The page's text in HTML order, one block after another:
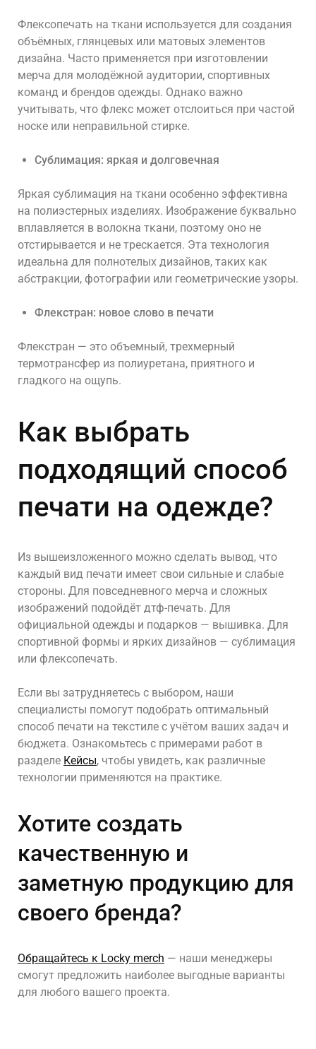
Флексопечать на ткани используется для создания
объёмных, глянцевых или матовых элементов
дизайна. Часто применяется при изготовлении
мерча для молодёжной аудитории, спортивных
команд и брендов одежды. Однако важно
учитывать, что флекс может отслоиться при частой
носке или неправильной стирке.
Сублимация: яркая и долговечная
Яркая сублимация на ткани особенно эффективна
на полиэстерных изделиях. Изображение буквально
вплавляется в волокна ткани, поэтому оно не
отстирывается и не трескается. Эта технология
идеальна для полнотелых дизайнов, таких как
абстракции, фотографии или геометрические узоры.
Флекстран: новое слово в печати
Флекстран — это объемный, трехмерный
термотрансфер из полиуретана, приятного и
гладкого на ощупь.
Как выбрать
подходящий способ
печати на одежде?
Из вышеизложенного можно сделать вывод, что
каждый вид печати имеет свои сильные и слабые
стороны. Для повседневного мерча и сложных
изображений подойдёт дтф-печать. Для
официальной одежды и подарков — вышивка. Для
спортивной формы и ярких дизайнов — сублимация
или флексопечать.
Если вы затрудняетесь с выбором, наши
специалисты помогут подобрать оптимальный
способ печати на текстиле с учётом ваших задач и
бюджета. Ознакомьтесь с примерами работ в
разделе Кейсы, чтобы увидеть, как различные
технологии применяются на практике.
Хотите создать
качественную и
заметную продукцию для
своего бренда?
Обращайтесь к Locky merch — наши менеджеры
смогут предложить наиболее выгодные варианты
для любого вашего проекта.